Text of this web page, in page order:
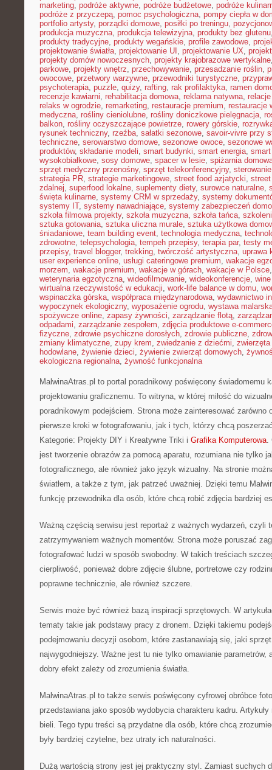
marketing, podróże aktywne, podróże budżetowe, podróże
podróże z przyczepą, pomoc psychologiczna, pompy ciepła w
portfolio artysty, porządki domowe, posiłki po treningu,
produkcja muzyczna, produkcja telewizyjna, produkty bez glutenu
produkty tradycyjne, produkty wegańskie, profile zawodowe,
projektowanie światła, projektowanie UI , projektowanie UX,
projekty domów nowoczesnych, projekty krajobrazowe wertykalne
parkowe, projekty wnętrz, przechowywanie, przesadzanie roślin,
owocowe, przetwory warzywne, przewodniki turystyczne,
psychoterapia, puzzle, quizy, rafting, rak profilaktyka, ramen
recenzje kawiarni, rehabilitacja domowa, reklama natywna,
relaks w ogrodzie, remarketing, restauracje premium, restauracje
medyczna, rośliny cieniolubne, rośliny doniczkowe pielęgnacja,
balkon, rośliny oczyszczające powietrze, rowery górskie,
rysunek techniczny, rzeźba, sałatki sezonowe, savoir-vivre przy
techniczne, serowarstwo domowe, sezonowe owoce, sezonowe
produktów, składanie modeli, smart budynki, smart energia,
wysokobiałkowe, sosy domowe, spacer w lesie, spiżarnia
sprzęt medyczny przenośny, sprzęt telekonferencyjny,
strategia PR, strategie marketingowe, street food azjatycki, street
zdalnej, superfood lokalne, suplementy diety, surowce naturalne,
święta kulinarne, systemy CRM w sprzedaży, systemy
systemy IT, systemy nawadniające, systemy zabezpieczeń
szkoła filmowa projekty, szkoła muzyczna, szkoła tańca,
sztuka gotowania, sztuka uliczna murale, sztuka użytkowa
śniadaniowe, team building event, technologia medyczna,
zdrowotne, telepsychologia, tempeh przepisy, terapia par, testy
przepisy, travel blogger, trekking, twórczość artystyczna, uprawa
user experience online, usługi cateringowe premium, wakacje
morzem, wakacje premium, wakacje w górach, wakacje w Polsce
weterynaria egzotyczna, wideofilmowanie, wideokonferencje,
wirtualna rzeczywistość w edukacji, work-life balance w domu,
wspinaczka górska, współpraca międzynarodowa, wydawnictwo
wypoczynek ekologiczny, wyposażenie ogrodu, wystawa
spożywcze online, zapasy żywności, zarządzanie flotą,
odpadami, zarządzanie zespołem, zdjęcia produktowe e-
fizyczne, zdrowie psychiczne dorosłych, zdrowie publiczne,
zmiany klimatyczne, zupy krem, zwiedzanie z dziećmi,
hodowlane, żywienie dzieci, żywienie zwierząt domowych,
ekologiczna regionalna, żywność funkcjonalna
MalwinaAtras.pl to portal poradnikowy poświęcony świadomemu
projektowaniu graficznemu. To witryna, w której miłość do
poradnikowym podejściem. Strona może zainteresować zarówno
pierwsze kroki w fotografowaniu, jak i tych, którzy chcą
Kategorie: Projekty DIY i Kreatywne Triki i Grafika Komputerowa.
jest tworzenie obrazów za pomocą aparatu, rozumiana nie tylko
fotograficznego, ale również jako język wizualny. Na stronie
światłem, a także z tym, jak patrzeć uważniej. Dzięki temu
funkcję przewodnika dla osób, które chcą robić zdjęcia bardziej
Ważną częścią serwisu jest reportaż z ważnych wydarzeń, czyli
zatrzymywaniem ważnych momentów. Strona może poruszać
fotografować ludzi w sposób swobodny. W takich treściach
cierpliwość, ponieważ dobre zdjęcie ślubne, portretowe czy
poprawne technicznie, ale również szczere.
Serwis może być również bazą inspiracji sprzętowych. W
tematy takie jak podstawy pracy z dronem. Dzięki takiemu
podejmowaniu decyzji osobom, które zastanawiają się, jaki
najwygodniejszy. Ważne jest tu nie tylko omawianie parametrów,
dobry efekt zależy od zrozumienia światła.
MalwinaAtras.pl to także serwis poświęcony cyfrowej obróbce
przedstawiana jako sposób wydobycia charakteru kadru.
bieli. Tego typu treści są przydatne dla osób, które chcą
były bardziej czytelne, bez utraty ich naturalności.
Dużą wartością strony jest jej praktyczny styl. Zamiast suchych